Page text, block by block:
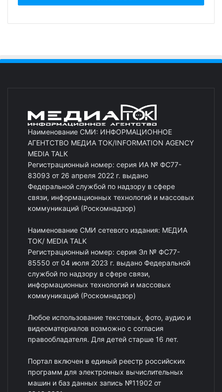
Наименование СМИ: ИНФОРМАЦИОННОЕ
АГЕНТСТВО МЕДИА ТОК/INFORMATION AGENCY
MEDIA TALK
Регистрационный номер: серия ИА № ФС77-
83093 от 26 апреля 2022 г. выдано
Федеральной службой по надзору в сфере
связи, информационных технологий и массовых
коммуникаций (Роскомнадзор)
Наименование СМИ сетевого издания: МЕДИА
ТОК/ MEDIA TALK
Регистрационный номер: серия Эл № ФС77-
85550 от 04 июля 2023 г. выдано Федеральной
службой по надзору в сфере связи,
информационных технологий и массовых
коммуникаций (Роскомнадзор)
Любое использование текстовых, фото, аудио и
видеоматериалов возможно с согласия
правообладателя. Для детей старше 16 лет.
Портал включен в единый реестр российских
программ для электронных вычислительных
машин и баз данных запись №11902 от